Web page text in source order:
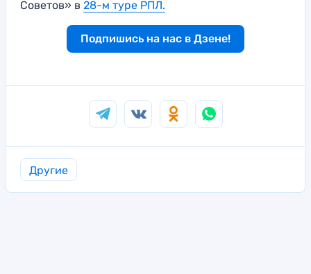
Советов» в 28-м туре РПЛ.
Подпишись на нас в Дзене!
Другие